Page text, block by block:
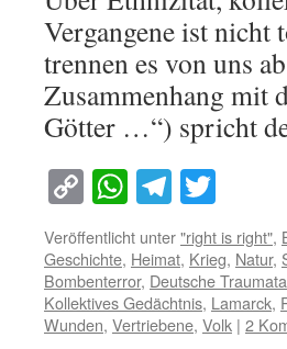
Vergangene ist nicht
trennen es von uns
Zusammenhang mit
Götter …“) spricht
Copy
Link
WhatsApp
Telegram
Veröffentlicht unter"right is right",
Geschichte, Heimat, Krieg, Natur,
Bombenterror, Deutsche Traumata
Kollektives Gedächtnis, Lamarck,
Wunden, Vertriebene, Volk | 2